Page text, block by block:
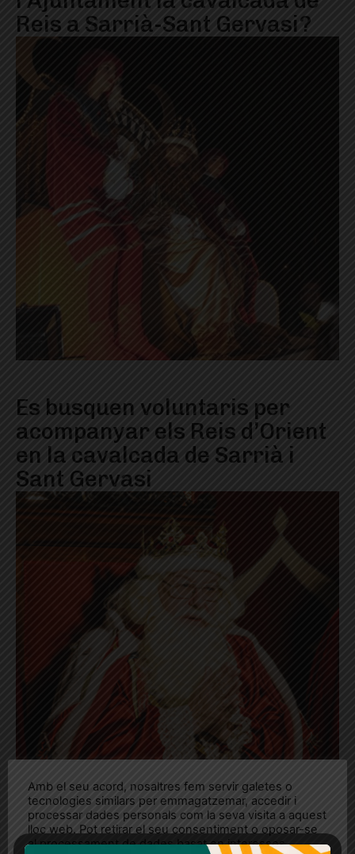
Reis a Sarrià-Sant Gervasi?
Es busquen voluntaris per
acompanyar els Reis d’Orient
en la cavalcada de Sarrià i
Sant Gervasi
Amb el seu acord, nosaltres fem servir galetes o
tecnologies similars per emmagatzemar, accedir i
processar dades personals com la seva visita a aquest
lloc web. Pot retirar el seu consentiment o oposar-se
al processament de dades basat en interessos